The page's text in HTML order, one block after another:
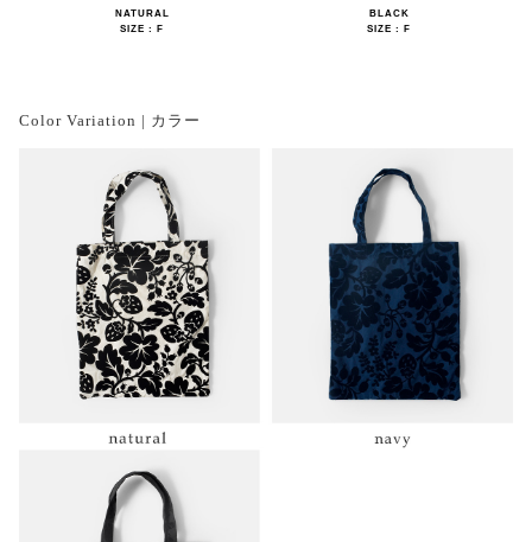
NATURAL
SIZE : F
BLACK
SIZE : F
Color Variation | カラー